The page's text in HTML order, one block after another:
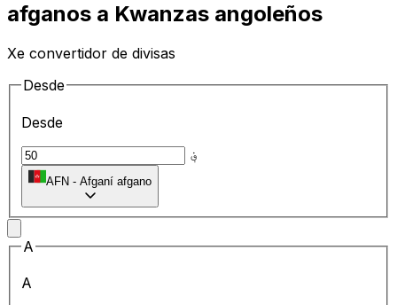
afganos a Kwanzas angoleños
Xe convertidor de divisas
Desde
Desde
؋
AFN - Afganí afgano
A
A